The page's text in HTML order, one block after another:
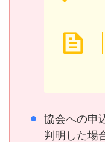
協会への申
判明した場